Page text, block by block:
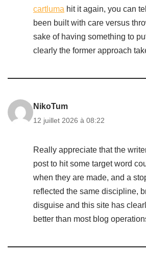
cartluma hit it again, you can
been built with care versus
sake of having something to
clearly the former approach
NikoTum
12 juillet 2026 à 08:22
Really appreciate that the
post to hit some target word
when they are made, and a
reflected the same discipline,
disguise and this site has
better than most blog